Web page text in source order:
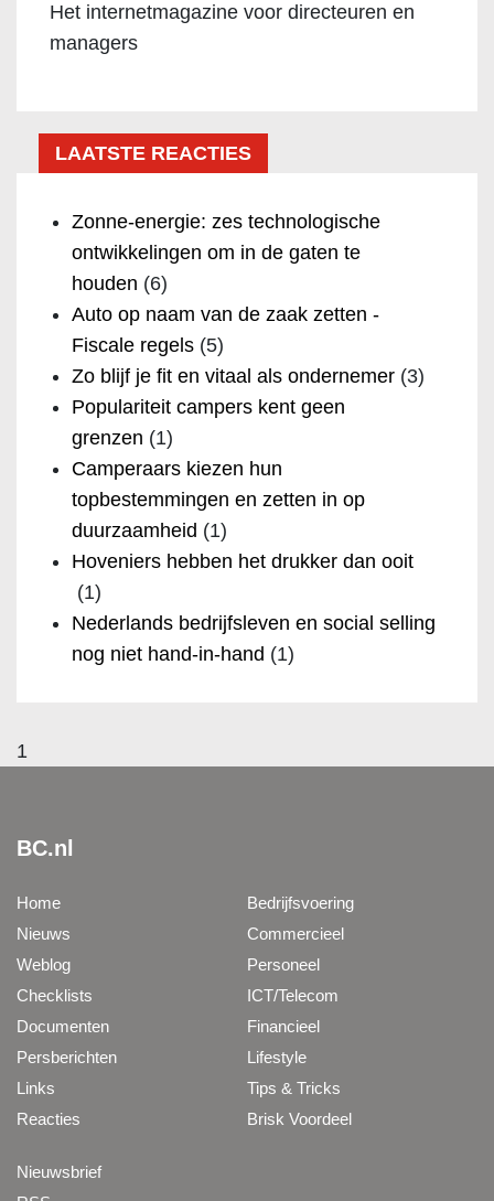
Het internetmagazine voor directeuren en
managers
LAATSTE REACTIES
Zonne-energie: zes technologische
ontwikkelingen om in de gaten te
houden (6)
Auto op naam van de zaak zetten -
Fiscale regels (5)
Zo blijf je fit en vitaal als ondernemer (3)
Populariteit campers kent geen
grenzen (1)
Camperaars kiezen hun
topbestemmingen en zetten in op
duurzaamheid (1)
Hoveniers hebben het drukker dan ooit
(1)
Nederlands bedrijfsleven en social selling
nog niet hand-in-hand (1)
1
BC.nl
Home
Nieuws
Weblog
Checklists
Documenten
Persberichten
Links
Reacties
Bedrijfsvoering
Commercieel
Personeel
ICT/Telecom
Financieel
Lifestyle
Tips & Tricks
Brisk Voordeel
Nieuwsbrief